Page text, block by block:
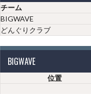
チーム
BIGWAVE
どんぐりクラブ
BIGWAVE
位置